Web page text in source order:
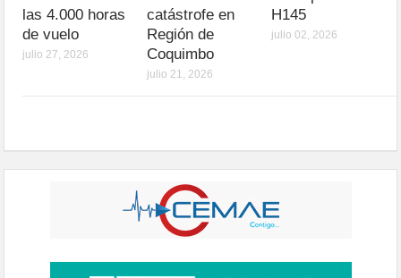
las 4.000 horas
de vuelo
julio 27, 2026
catástrofe en
Región de
Coquimbo
julio 21, 2026
H145
julio 02, 2026